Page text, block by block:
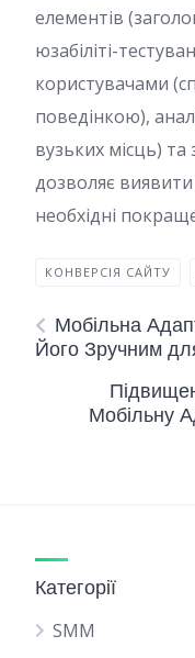
елементів
юзабіліті-
користувачами
поведінкою),
вузьких місць) та
дозволяє
необхідні
КОНВЕРСІЯ САЙТУ
Мобільна
Його Зручним
Мобільну
Категорії
SMM